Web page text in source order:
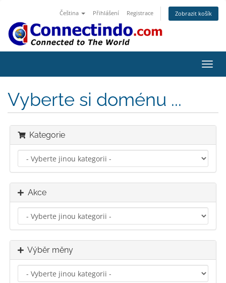
Čeština Přihlášení Registrace Zobrazit košík
Vyberte si doménu ...
Kategorie
Akce
Výběr měny